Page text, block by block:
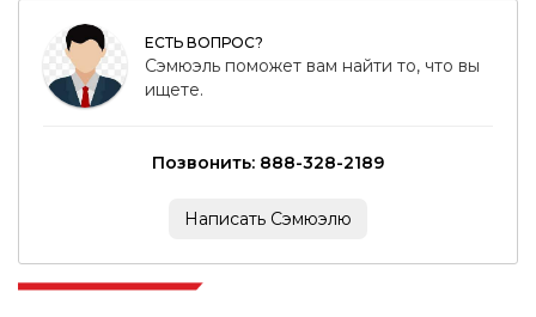
ЕСТЬ ВОПРОС?
Сэмюэль поможет вам найти то, что вы
ищете.
Позвонить: 888-328-2189
Написать Сэмюэлю